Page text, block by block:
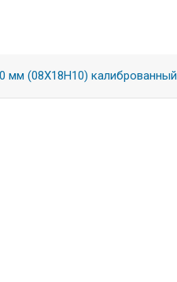
мм (08Х18Н10) калиброванный